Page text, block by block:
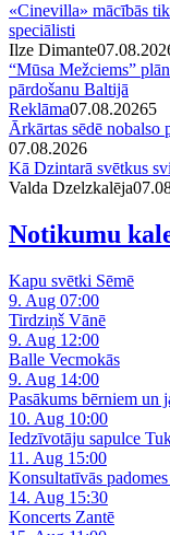
«Cinevilla» mācībās
speciālisti
Ilze Dimante
“Mūsa Mežciems”
pārdošanu Baltijā
Reklāma07.08.20265
Ārkārtas sēdē
07.08.2026
Kā Dzintarā svētkus
Valda Dzelzkalēja
Notikumu
Kapu svētki Sēmē
9. Aug 07:00
Tirdziņš Vānē
9. Aug 12:00
Balle Vecmokās
9. Aug 14:00
Pasākums bērniem un
10. Aug 10:00
Iedzīvotāju sapulce
11. Aug 15:00
Konsultatīvās
14. Aug 15:30
Koncerts Zantē